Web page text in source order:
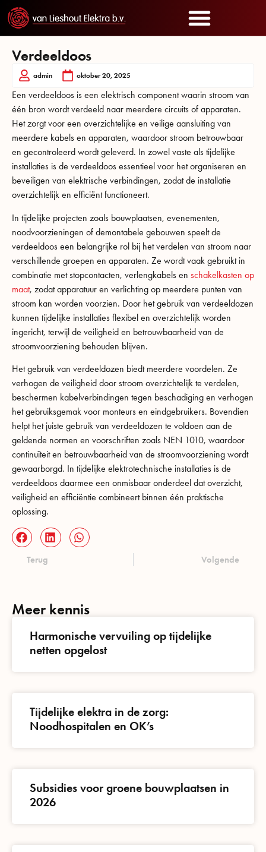
Verdeeldoos
admin oktober 20, 2025
Een verdeeldoos is een elektrisch component waarin stroom van
één bron wordt verdeeld naar meerdere circuits of apparaten.
Het zorgt voor een overzichtelijke en veilige aansluiting van
meerdere kabels en apparaten, waardoor stroom betrouwbaar
en gecontroleerd wordt geleverd. In zowel vaste als tijdelijke
installaties is de verdeeldoos essentieel voor het organiseren en
beveiligen van elektrische verbindingen, zodat de installatie
overzichtelijk en efficiënt functioneert.
In tijdelijke projecten zoals bouwplaatsen, evenementen,
noodvoorzieningen of demontabele gebouwen speelt de
verdeeldoos een belangrijke rol bij het verdelen van stroom naar
verschillende groepen en apparaten. Ze wordt vaak gebruikt in
combinatie met stopcontacten, verlengkabels en schakelkasten op
maat, zodat apparatuur en verlichting op meerdere punten van
stroom kan worden voorzien. Door het gebruik van verdeeldozen
kunnen tijdelijke installaties flexibel en overzichtelijk worden
ingericht, terwijl de veiligheid en betrouwbaarheid van de
stroomvoorziening behouden blijven.
Het gebruik van verdeeldozen biedt meerdere voordelen. Ze
verhogen de veiligheid door stroom overzichtelijk te verdelen,
beschermen kabelverbindingen tegen beschadiging en verhogen
het gebruiksgemak voor monteurs en eindgebruikers. Bovendien
helpt het juiste gebruik van verdeeldozen te voldoen aan de
geldende normen en voorschriften zoals NEN 1010, waardoor
continuïteit en betrouwbaarheid van de stroomvoorziening wordt
gewaarborgd. In tijdelijke elektrotechnische installaties is de
verdeeldoos daarmee een onmisbaar onderdeel dat overzicht,
veiligheid en efficiëntie combineert binnen één praktische
oplossing.
Terug Volgende
Meer kennis
Harmonische vervuiling op tijdelijke
netten opgelost
Tijdelijke elektra in de zorg:
Noodhospitalen en OK’s
Subsidies voor groene bouwplaatsen in
2026